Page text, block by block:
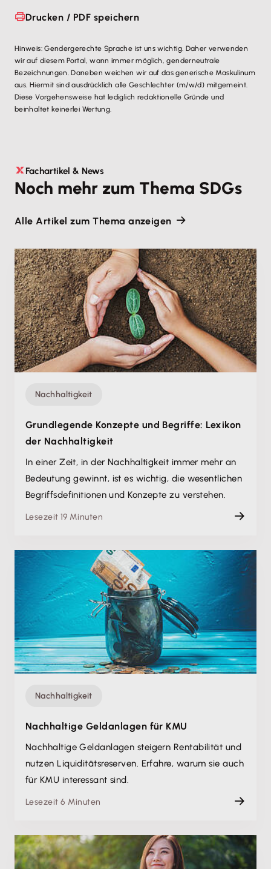
Drucken / PDF speichern
Hinweis: Gendergerechte Sprache ist uns wichtig. Daher verwenden
wir auf diesem Portal, wann immer möglich, genderneutrale
Bezeichnungen. Daneben weichen wir auf das generische Maskulinum
aus. Hiermit sind ausdrücklich alle Geschlechter (m/w/d) mitgemeint.
Diese Vorgehensweise hat lediglich redaktionelle Gründe und
beinhaltet keinerlei Wertung.
Fachartikel & News
Noch mehr zum Thema SDGs
Alle Artikel zum Thema anzeigen
Nachhaltigkeit
Grundlegende Konzepte und Begriffe: Lexikon
der Nachhaltigkeit
In einer Zeit, in der Nachhaltigkeit immer mehr an
Bedeutung gewinnt, ist es wichtig, die wesentlichen
Begriffsdefinitionen und Konzepte zu verstehen.
Lesezeit 19 Minuten
Nachhaltigkeit
Nachhaltige Geldanlagen für KMU
Nachhaltige Geldanlagen steigern Rentabilität und
nutzen Liquiditätsreserven. Erfahre, warum sie auch
für KMU interessant sind.
Lesezeit 6 Minuten